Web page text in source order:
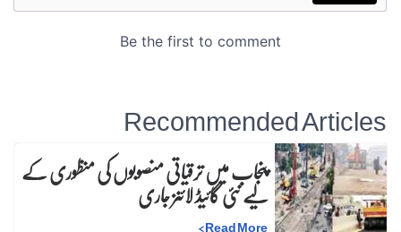
Recommended Articles
پنجاب میں ترقیاتی منصوبوں کی منظوری کے
لیے نئی گائیڈ لائنز جاری